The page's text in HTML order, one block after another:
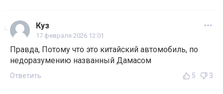
Куз
17 февраля 2026 12:01
Правда, Потому что это китайский автомобиль, по
недоразумению названный Дамасом
Ответить 5 3